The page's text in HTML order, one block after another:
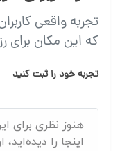
تجربه واقعی
که این مکان برای
تجربه خود را ثبت کنید
هنوز نظری برای
اینجا را